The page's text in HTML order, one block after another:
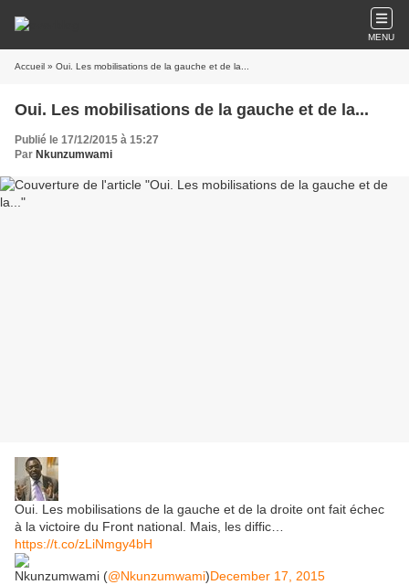
MENU
Accueil » Oui. Les mobilisations de la gauche et de la...
Oui. Les mobilisations de la gauche et de la...
Publié le 17/12/2015 à 15:27
Par Nkunzumwami
Oui. Les mobilisations de la gauche et de la droite ont fait échec
à la victoire du Front national. Mais, les diffic…
https://t.co/zLiNmgy4bH
Nkunzumwami (@Nkunzumwami)December 17, 2015